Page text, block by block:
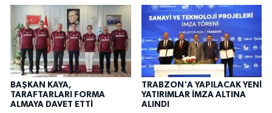
BAŞKAN KAYA,
TARAFTARLARI FORMA
ALMAYA DAVET ETTİ
TRABZON'A YAPILACAK YENİ
YATIRIMLAR İMZA ALTINA
ALINDI